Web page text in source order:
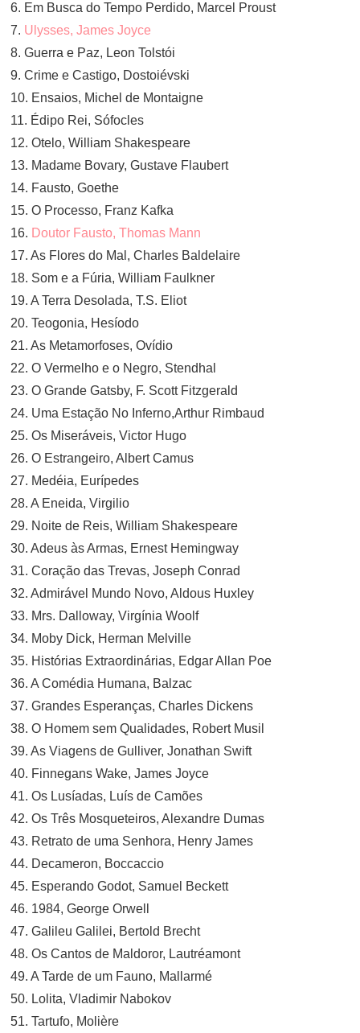
6. Em Busca do Tempo Perdido, Marcel Proust
7. Ulysses, James Joyce
8. Guerra e Paz, Leon Tolstói
9. Crime e Castigo, Dostoiévski
10. Ensaios, Michel de Montaigne
11. Édipo Rei, Sófocles
12. Otelo, William Shakespeare
13. Madame Bovary, Gustave Flaubert
14. Fausto, Goethe
15. O Processo, Franz Kafka
16. Doutor Fausto, Thomas Mann
17. As Flores do Mal, Charles Baldelaire
18. Som e a Fúria, William Faulkner
19. A Terra Desolada, T.S. Eliot
20. Teogonia, Hesíodo
21. As Metamorfoses, Ovídio
22. O Vermelho e o Negro, Stendhal
23. O Grande Gatsby, F. Scott Fitzgerald
24. Uma Estação No Inferno,Arthur Rimbaud
25. Os Miseráveis, Victor Hugo
26. O Estrangeiro, Albert Camus
27. Medéia, Eurípedes
28. A Eneida, Virgilio
29. Noite de Reis, William Shakespeare
30. Adeus às Armas, Ernest Hemingway
31. Coração das Trevas, Joseph Conrad
32. Admirável Mundo Novo, Aldous Huxley
33. Mrs. Dalloway, Virgínia Woolf
34. Moby Dick, Herman Melville
35. Histórias Extraordinárias, Edgar Allan Poe
36. A Comédia Humana, Balzac
37. Grandes Esperanças, Charles Dickens
38. O Homem sem Qualidades, Robert Musil
39. As Viagens de Gulliver, Jonathan Swift
40. Finnegans Wake, James Joyce
41. Os Lusíadas, Luís de Camões
42. Os Três Mosqueteiros, Alexandre Dumas
43. Retrato de uma Senhora, Henry James
44. Decameron, Boccaccio
45. Esperando Godot, Samuel Beckett
46. 1984, George Orwell
47. Galileu Galilei, Bertold Brecht
48. Os Cantos de Maldoror, Lautréamont
49. A Tarde de um Fauno, Mallarmé
50. Lolita, Vladimir Nabokov
51. Tartufo, Molière